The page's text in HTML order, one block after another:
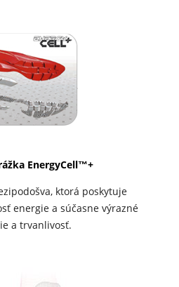
EnergyCell™+
ktorá poskytuje
energie a súčasne výrazné
a trvanlivosť.